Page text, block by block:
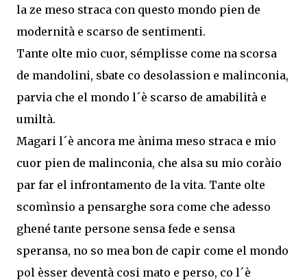
la ze meso straca con questo mondo pien de
modernità e scarso de sentimenti.
Tante olte mio cuor, sémplisse come na scorsa
de mandolini, sbate co desolassion e malinconia,
parvia che el mondo l´è scarso de amabilità e
umiltà.
Magari l´è ancora me ànima meso straca e mio
cuor pien de malinconia, che alsa su mio coràio
par far el infrontamento de la vita. Tante olte
scomìnsio a pensarghe sora come che adesso
ghené tante persone sensa fede e sensa
speransa, no so mea bon de capir come el mondo
pol èsser deventà cosi mato e perso, co l´è